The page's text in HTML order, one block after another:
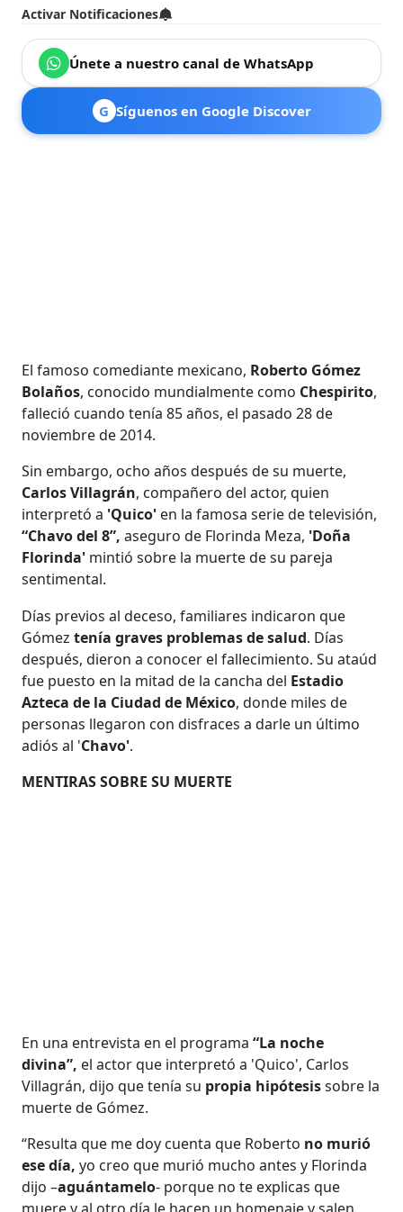
Activar Notificaciones
Únete a nuestro canal de WhatsApp
G Síguenos en Google Discover
El famoso comediante mexicano, Roberto Gómez
Bolaños, conocido mundialmente como Chespirito,
falleció cuando tenía 85 años, el pasado 28 de
noviembre de 2014.
Sin embargo, ocho años después de su muerte,
Carlos Villagrán, compañero del actor, quien
interpretó a 'Quico' en la famosa serie de televisión,
“Chavo del 8”, aseguro de Florinda Meza, 'Doña
Florinda' mintió sobre la muerte de su pareja
sentimental.
Días previos al deceso, familiares indicaron que
Gómez tenía graves problemas de salud. Días
después, dieron a conocer el fallecimiento. Su ataúd
fue puesto en la mitad de la cancha del Estadio
Azteca de la Ciudad de México, donde miles de
personas llegaron con disfraces a darle un último
adiós al 'Chavo'.
MENTIRAS SOBRE SU MUERTE
En una entrevista en el programa“La noche
divina”, el actor que interpretó a 'Quico', Carlos
Villagrán, dijo que tenía su propia hipótesissobre la
muerte de Gómez.
“Resulta que me doy cuenta que Roberto no murió
ese día,yo creo que murió mucho antes y Florinda
dijo –aguántamelo- porque no te explicas que